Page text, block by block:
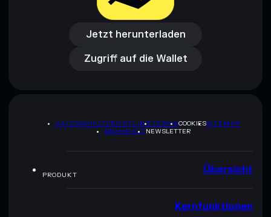
Jetzt herunterladen
Jetzt herunterladen
Zugriff auf die Wallet
Zugriff auf die Wallet
DATENSCHUTZRICHTLINIETERMSCOOKIESSITEMAP
BRAND-KITNEWSLETTER
PRODUKT Übersicht
Kernfunktionen